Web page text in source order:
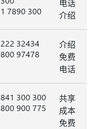
1 7890 300
电话
介绍
222 32434
800 97478
介绍
免费
电话
841 300 300
800 900 775
共享
成本
免费